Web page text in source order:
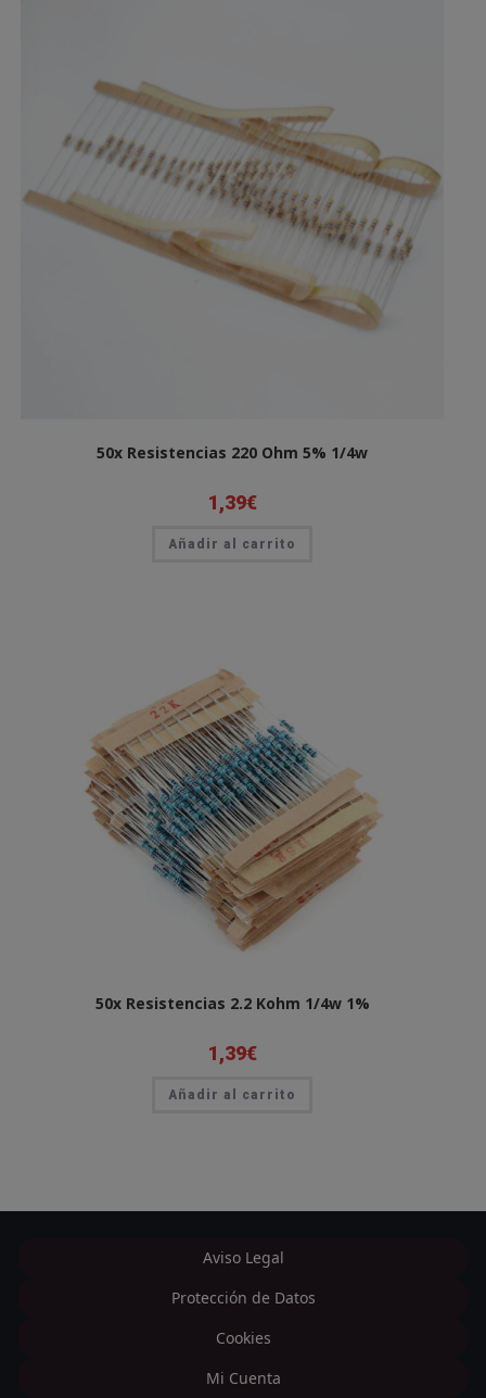
50x Resistencias 220 Ohm 5% 1/4w
1,39€
Añadir al carrito
50x Resistencias 2.2 Kohm 1/4w 1%
1,39€
Añadir al carrito
Aviso Legal
Protección de Datos
Cookies
Mi Cuenta